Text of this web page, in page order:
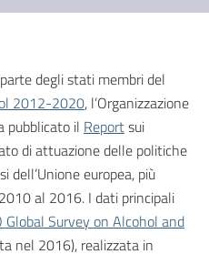
degli stati membri del
2012-2020, l’Organizzazione
pubblicato il Reportsui
di attuazione delle politiche
dell’Unione europea, più
al 2016. I dati principali
Global Survey on Alcohol and
nel 2016), realizzata in